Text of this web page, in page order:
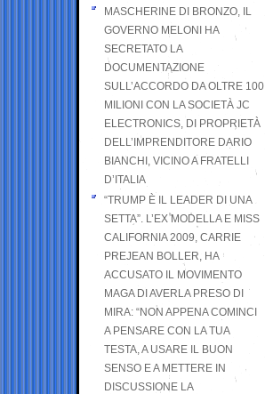
MASCHERINE DI BRONZO, IL
GOVERNO MELONI HA
SECRETATO LA
DOCUMENTAZIONE
SULL’ACCORDO DA OLTRE 100
MILIONI CON LA SOCIETÀ JC
ELECTRONICS, DI PROPRIETÀ
DELL’IMPRENDITORE DARIO
BIANCHI, VICINO A FRATELLI
D’ITALIA
“TRUMP È IL LEADER DI UNA
SETTA”. L’EX MODELLA E MISS
CALIFORNIA 2009, CARRIE
PREJEAN BOLLER, HA
ACCUSATO IL MOVIMENTO
MAGA DI AVERLA PRESO DI
MIRA: “NON APPENA COMINCI
A PENSARE CON LA TUA
TESTA, A USARE IL BUON
SENSO E A METTERE IN
DISCUSSIONE LA